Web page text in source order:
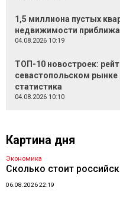
1,5 миллиона пустых
недвижимости
04.08.2026 10:19
ТОП-10 новостроек:
севастопольском
статистика
04.08.2026 10:10
Картина дня
Экономика
Сколько стоит
06.08.2026 22:19